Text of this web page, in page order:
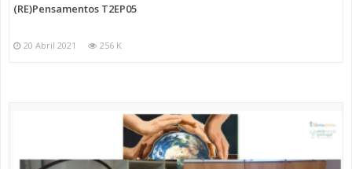
(RE)Pensamentos T2EP05
20 Abril 2021 256 K